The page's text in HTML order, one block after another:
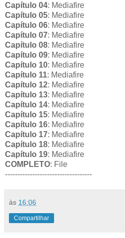
Capítulo 04: Mediafire
Capítulo 05: Mediafire
Capítulo 06: Mediafire
Capítulo 07: Mediafire
Capítulo 08: Mediafire
Capítulo 09: Mediafire
Capítulo 10: Mediafire
Capítulo 11: Mediafire
Capítulo 12: Mediafire
Capítulo 13: Mediafire
Capítulo 14: Mediafire
Capítulo 15: Mediafire
Capítulo 16: Mediafire
Capítulo 17: Mediafire
Capítulo 18: Mediafire
Capítulo 19: Mediafire
COMPLETO: File
-----------------------------------
às 16:06
Compartilhar